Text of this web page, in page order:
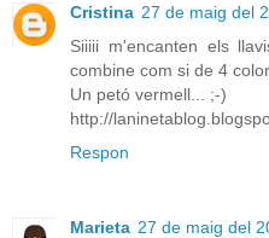
Cristina 27 de maig del
Siiiii m'encanten els
combine com si de 4
Un petó vermell... ;-)
http://
Respon
Marieta 27 de maig del